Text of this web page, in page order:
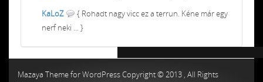
KaLoZ
{ Rohadt nagy vicc ez a terrun. Kéne már egy
nerf neki ... }
Mazaya Theme for WordPress Copyright © 2013 , All Rights